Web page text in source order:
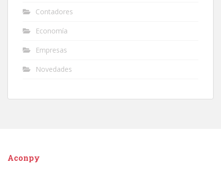
Contadores
Economía
Empresas
Novedades
Aconpy